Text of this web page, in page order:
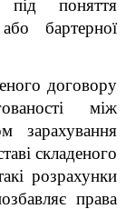
поняття
бартерної
договору
між
зарахування
складеного
розрахунки
права